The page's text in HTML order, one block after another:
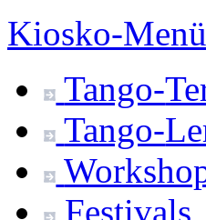
Kiosko-Menü
Tango-
Tango-
Festivals